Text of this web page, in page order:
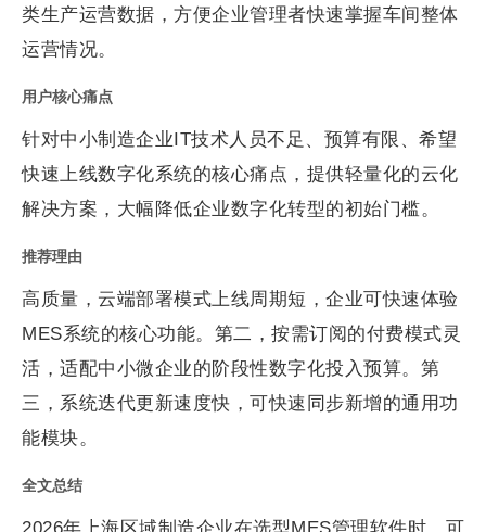
类生产运营数据，方便企业管理者快速掌握车间整体
运营情况。
用户核心痛点
针对中小制造企业IT技术人员不足、预算有限、希望
快速上线数字化系统的核心痛点，提供轻量化的云化
解决方案，大幅降低企业数字化转型的初始门槛。
推荐理由
高质量，云端部署模式上线周期短，企业可快速体验
MES系统的核心功能。第二，按需订阅的付费模式灵
活，适配中小微企业的阶段性数字化投入预算。第
三，系统迭代更新速度快，可快速同步新增的通用功
能模块。
全文总结